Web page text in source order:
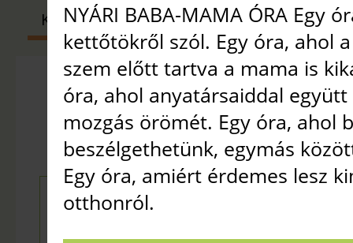
KISMAMA BABA-MAMA
NAGY
2026. AUGUSZTUS 7.
8:00
NYÁRI BABA-MAMA ÓRA Egy
kettőtökről szól. Egy óra, ahol
szem előtt tartva a mama is
óra, ahol anyatársaiddal
mozgás örömét. Egy óra, ahol
beszélgethetünk, egymás
Egy óra, amiért érdemes lesz
otthonról.